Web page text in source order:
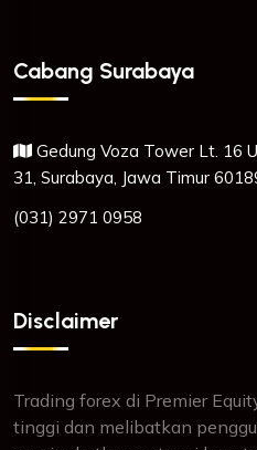
Cabang Surabaya
Gedung Voza Tower Lt. 16
31, Surabaya, Jawa Timur
(031) 2971 0958
Disclaimer
Trading forex di Premier
tinggi dan melibatkan